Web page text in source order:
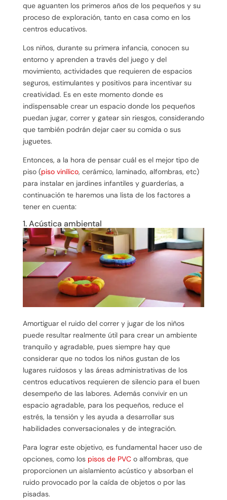
que aguanten los primeros años de los pequeños y su
proceso de exploración, tanto en casa como en los
centros educativos.
Los niños, durante su primera infancia, conocen su
entorno y aprenden a través del juego y del
movimiento, actividades que requieren de espacios
seguros, estimulantes y positivos para incentivar su
creatividad. Es en este momento donde es
indispensable crear un espacio donde los pequeños
puedan jugar, correr y gatear sin riesgos, considerando
que también podrán dejar caer su comida o sus
juguetes.
Entonces, a la hora de pensar cuál es el mejor tipo de
piso (piso vinílico, cerámico, laminado, alfombras, etc)
para instalar en jardines infantiles y guarderías, a
continuación te haremos una lista de los factores a
tener en cuenta:
1. Acústica ambiental
Amortiguar el ruido del correr y jugar de los niños
puede resultar realmente útil para crear un ambiente
tranquilo y agradable, pues siempre hay que
considerar que no todos los niños gustan de los
lugares ruidosos y las áreas administrativas de los
centros educativos requieren de silencio para el buen
desempeño de las labores. Además convivir en un
espacio agradable, para los pequeños, reduce el
estrés, la tensión y les ayuda a desarrollar sus
habilidades conversacionales y de integración.
Para lograr este objetivo, es fundamental hacer uso de
opciones, como los pisos de PVCo alfombras, que
proporcionen un aislamiento acústico y absorban el
ruido provocado por la caída de objetos o por las
pisadas.